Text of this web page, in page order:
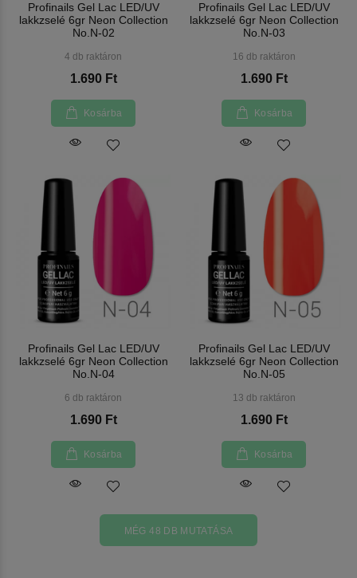
Profinails Gel Lac LED/UV
lakkzselé 6gr Neon Collection
No.N-02
4 db raktáron
1.690 Ft
Kosárba
Profinails Gel Lac LED/UV
lakkzselé 6gr Neon Collection
No.N-03
16 db raktáron
1.690 Ft
Kosárba
Profinails Gel Lac LED/UV
lakkzselé 6gr Neon Collection
No.N-04
6 db raktáron
1.690 Ft
Kosárba
Profinails Gel Lac LED/UV
lakkzselé 6gr Neon Collection
No.N-05
13 db raktáron
1.690 Ft
Kosárba
MÉG 48 DB MUTATÁSA